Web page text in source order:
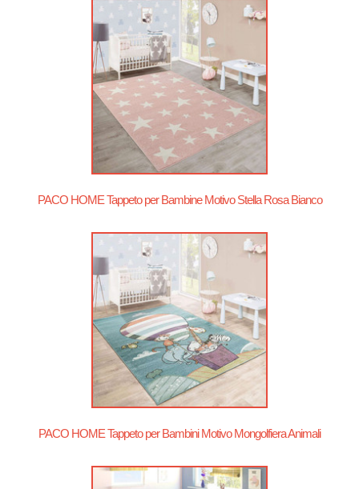
PACO HOME Tappeto per Bambine Motivo Stella Rosa Bianco
PACO HOME Tappeto per Bambini Motivo Mongolfiera Animali